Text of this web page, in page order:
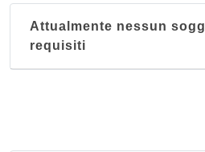
Attualmente nessun
requisiti